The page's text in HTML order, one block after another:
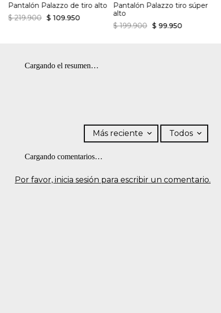
máxima de la base de 150 ºC.
Pantalón Palazzo de tiro alto
$ 219.900 $ 109.950
Pantalón Palazzo tiro súper
alto
$ 199.900 $ 99.950
Cargando el resumen…
Por favor, inicia sesión para escribir un comentario.
Más reciente Todos
Cargando comentarios…